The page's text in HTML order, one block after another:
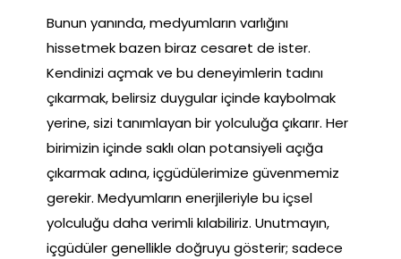
Bunun yanında, medyumların varlığını
hissetmek bazen biraz cesaret de ister.
Kendinizi açmak ve bu deneyimlerin tadını
çıkarmak, belirsiz duygular içinde kaybolmak
yerine, sizi tanımlayan bir yolculuğa çıkarır. Her
birimizin içinde saklı olan potansiyeli açığa
çıkarmak adına, içgüdülerimize güvenmemiz
gerekir. Medyumların enerjileriyle bu içsel
yolculuğu daha verimli kılabiliriz. Unutmayın,
içgüdüler genellikle doğruyu gösterir; sadece